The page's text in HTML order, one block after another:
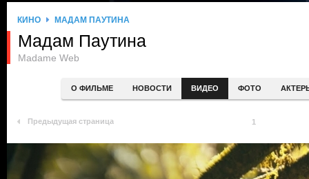
КИНО МАДАМ ПАУТИНА
Мадам Паутина
Madame Web
О ФИЛЬМЕ НОВОСТИ ВИДЕО ФОТО
Предыдущая страница 1